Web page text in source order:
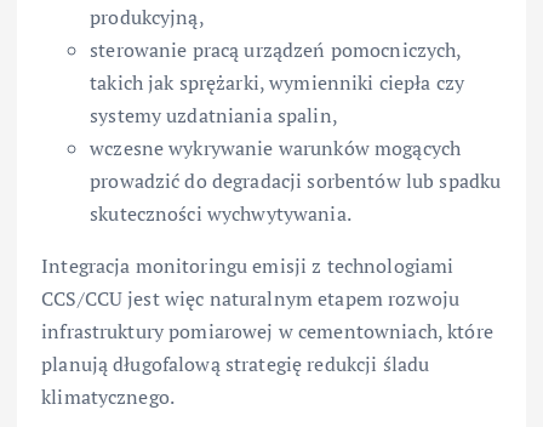
produkcyjną,
sterowanie pracą urządzeń pomocniczych,
takich jak sprężarki, wymienniki ciepła czy
systemy uzdatniania spalin,
wczesne wykrywanie warunków mogących
prowadzić do degradacji sorbentów lub spadku
skuteczności wychwytywania.
Integracja monitoringu emisji z technologiami
CCS/CCU jest więc naturalnym etapem rozwoju
infrastruktury pomiarowej w cementowniach, które
planują długofalową strategię redukcji śladu
klimatycznego.